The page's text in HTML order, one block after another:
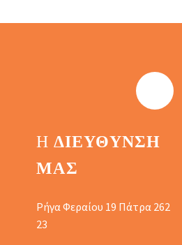
Η ΔΙΕΎΘΥΝΣΗ
ΜΑΣ
Ρήγα Φεραίου 19 Πάτρα 262
23